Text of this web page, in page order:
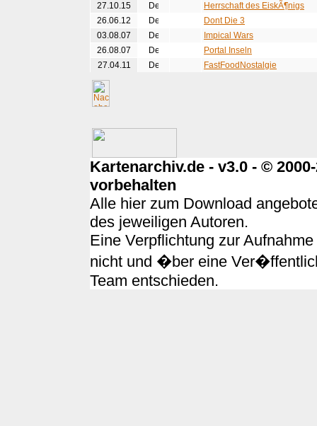
27.10.15
Herrschaft des EiskÃ¶nigs
26.06.12
Dont Die 3
03.08.07
Impical Wars
26.08.07
Portal Inseln
27.04.11
FastFoodNostalgie
Kartenarchiv.de - v3.0 - ©
vorbehalten
Alle hier zum Download
des jeweiligen Autoren.
Eine Verpflichtung zur
nicht und �ber eine
Team entschieden.